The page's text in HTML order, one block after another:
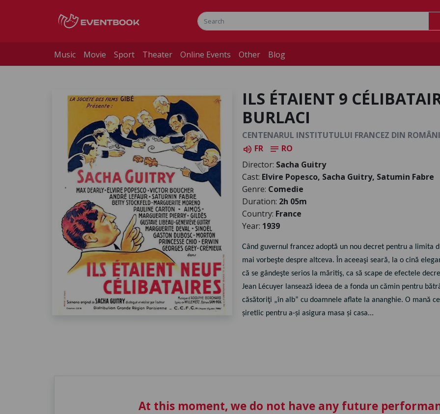
Music Movie Sport Theater Online Events Other Blog
ILS ÉTAIENT 9
BURLACI
CENTENARUL INSTITUTULUI FRANCEZ DIN
volume_up FR notes RO
Director: Sacha Guitry
Cast: Elvire Popesco, Sacha Guitry, Satumin Fabre
Genre: Comedie
Duration: 2h 05m
Country: France
Year: 1939
Când guvernul francez adoptă un nou decret pentru a limita
mai vorbeşte despre altceva. În aceeaşi seară, la o cină
că se gândeşte serios la măritiş, ca să scape de efectele
Jean Lécuyer lansează ideea de a fonda un cămin pentru
căsătoriţi „în alb” cu doamnele aflate la ananghie. O mană
șiretlic pentru a-și asigura masa și casa...
At this moment, we do not have any future